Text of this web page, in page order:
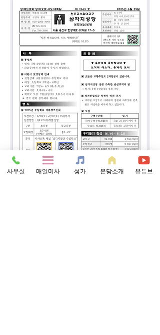
사무실 매일미사 성가 본당소개 유튜브